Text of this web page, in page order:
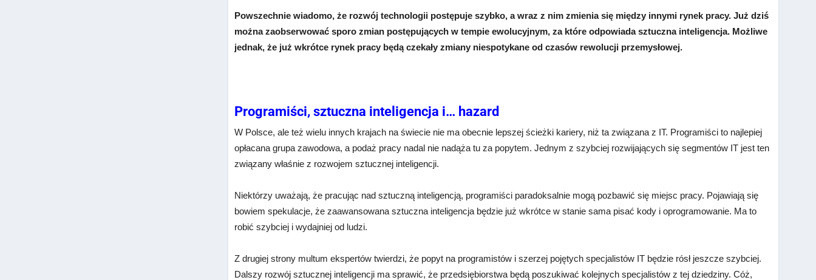
Powszechnie wiadomo, że rozwój technologii postępuje szybko, a wraz z nim zmienia się między innymi rynek pracy. Już dziś
można zaobserwować sporo zmian postępujących w tempie ewolucyjnym, za które odpowiada sztuczna inteligencja. Możliwe
jednak, że już wkrótce rynek pracy będą czekały zmiany niespotykane od czasów rewolucji przemysłowej.
Programiści, sztuczna inteligencja i… hazard
W Polsce, ale też wielu innych krajach na świecie nie ma obecnie lepszej ścieżki kariery, niż ta związana z IT. Programiści to najlepiej
opłacana grupa zawodowa, a podaż pracy nadal nie nadąża tu za popytem. Jednym z szybciej rozwijających się segmentów IT jest ten
związany właśnie z rozwojem sztucznej inteligencji.
Niektórzy uważają, że pracując nad sztuczną inteligencją, programiści paradoksalnie mogą pozbawić się miejsc pracy. Pojawiają się
bowiem spekulacje, że zaawansowana sztuczna inteligencja będzie już wkrótce w stanie sama pisać kody i oprogramowanie. Ma to
robić szybciej i wydajniej od ludzi.
Z drugiej strony multum ekspertów twierdzi, że popyt na programistów i szerzej pojętych specjalistów IT będzie rósł jeszcze szybciej.
Dalszy rozwój sztucznej inteligencji ma sprawić, że przedsiębiorstwa będą poszukiwać kolejnych specjalistów z tej dziedziny. Cóż,